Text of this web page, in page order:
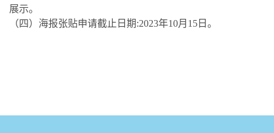
展示。
（四） 海报张贴申请截止日期:2023年10月15日。